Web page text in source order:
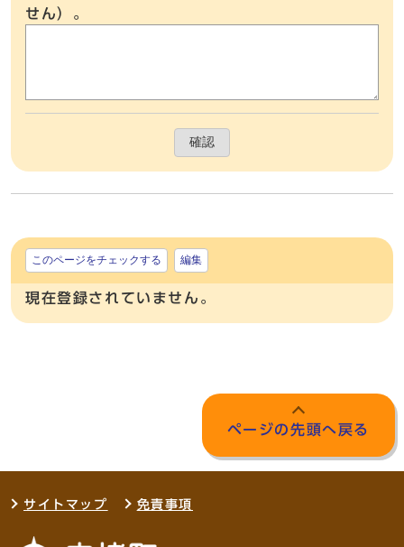
せん）。
確認
このページをチェックする 編集
現在登録されていません。
ページの先頭へ戻る
サイトマップ 免責事項